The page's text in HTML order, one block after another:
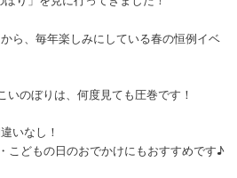
ら、毎年楽しみにしている春の恒例イベ
いのぼりは、何度見ても圧巻です！
いなし！
こどもの日のおでかけにもおすすめです♪